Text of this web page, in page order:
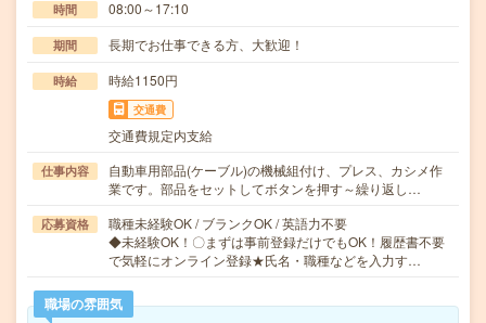
時間 08:00～17:10
期間 長期でお仕事できる方、大歓迎！
時給 時給1150円
交通費
交通費規定内支給
仕事内容
自動車用部品(ケーブル)の機械組付け、プレス、カシメ作
業です。部品をセットしてボタンを押す～繰り返し…
応募資格
職種未経験OK / ブランクOK / 英語力不要
◆未経験OK！〇まずは事前登録だけでもOK！履歴書不要
で気軽にオンライン登録★氏名・職種などを入力す…
職場の雰囲気